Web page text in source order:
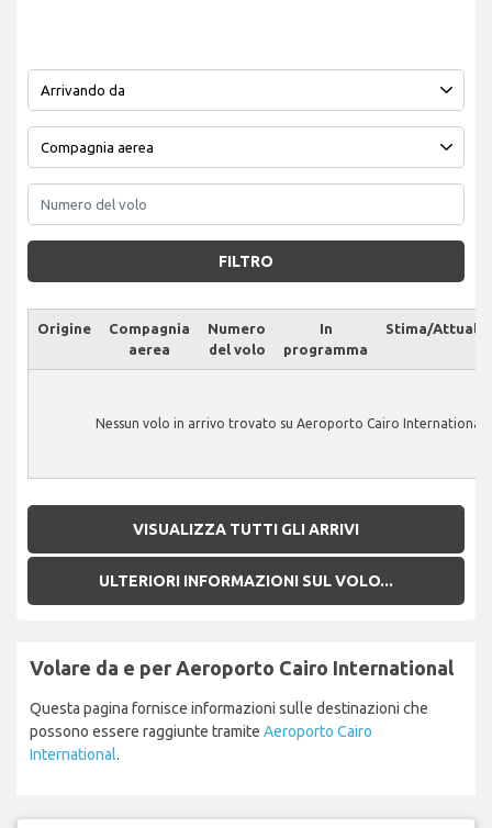
FILTRO
Origine
Compagnia
aerea
Numero
del volo
In
programma
Stima/Attuale
Nessun volo in arrivo trovato su Aeroporto Cairo International.
VISUALIZZA TUTTI GLI ARRIVI
ULTERIORI INFORMAZIONI SUL VOLO...
Volare da e per Aeroporto Cairo International
Questa pagina fornisce informazioni sulle destinazioni che
possono essere raggiunte tramite Aeroporto Cairo
International.